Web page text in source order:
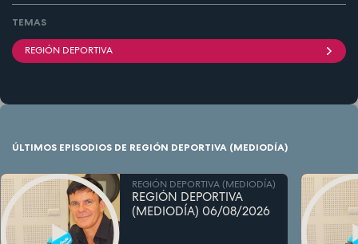
TEMAS
REGIÓN DEPORTIVA
ÚLTIMOS EPISODIOS DE REGIÓN DEPORTIVA (MEDIODÍA)
REGIÓN DEPORTIVA (MEDIODÍA)
REGIÓN DEPORTIVA
(MEDIODÍA) 06/08/2026